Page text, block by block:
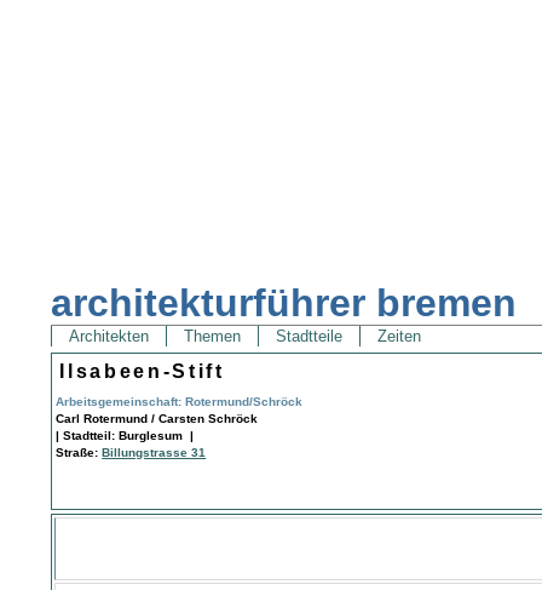
architekturführer bremen
Architekten Themen Stadtteile Zeiten
Ilsabeen-Stift
Arbeitsgemeinschaft: Rotermund/Schröck
Carl Rotermund / Carsten Schröck
| Stadtteil: Burglesum |
Straße:Billungstrasse 31